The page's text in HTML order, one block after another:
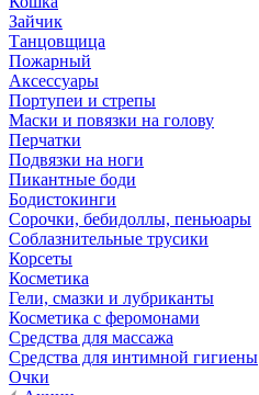
Зайчик
Танцовщица
Пожарный
Аксессуары
Портупеи и стрепы
Маски и повязки на голову
Перчатки
Подвязки на ноги
Пикантные боди
Бодистокинги
Сорочки, бебидоллы, пеньюары
Соблазнительные трусики
Корсеты
Косметика
Гели, смазки и лубриканты
Косметика с феромонами
Средства для массажа
Средства для интимной гигиены
Очки